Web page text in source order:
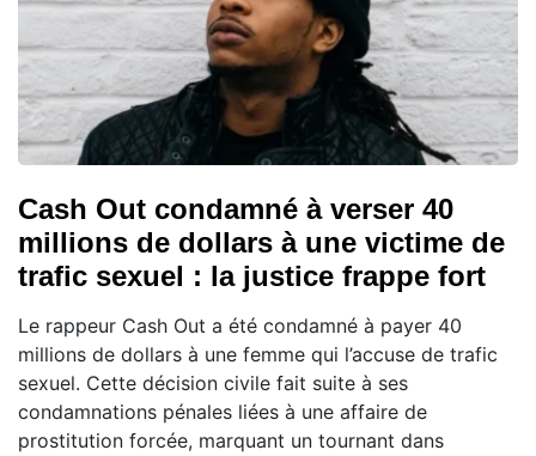
Cash Out condamné à verser 40
millions de dollars à une victime de
trafic sexuel : la justice frappe fort
Le rappeur Cash Out a été condamné à payer 40
millions de dollars à une femme qui l’accuse de trafic
sexuel. Cette décision civile fait suite à ses
condamnations pénales liées à une affaire de
prostitution forcée, marquant un tournant dans